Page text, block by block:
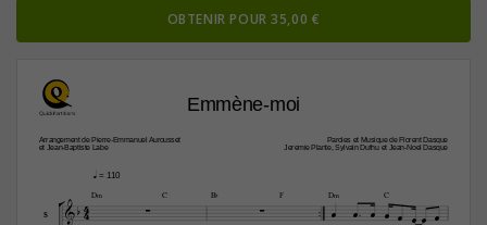
OBTENIR POUR 35,00 €

Emmène-moi
Paroles et Musique de Florent Dasque
Jeremie Plante, Sylvain Duthu et Jean-Noel Dasque
Arrangement de Pierre-Emmanuel Aurousset
et Jean-Baptiste Labe

q = 110
4
4

S
D‹

C B¨

F D‹ C
      